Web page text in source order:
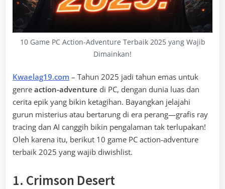
10 Game PC Action-Adventure Terbaik 2025 yang Wajib
Dimainkan!
Kwaelag19.com – Tahun 2025 jadi tahun emas untuk
genre action-adventure di PC, dengan dunia luas dan
cerita epik yang bikin ketagihan. Bayangkan jelajahi
gurun misterius atau bertarung di era perang—grafis ray
tracing dan AI canggih bikin pengalaman tak terlupakan!
Oleh karena itu, berikut 10 game PC action-adventure
terbaik 2025 yang wajib diwishlist.
1. Crimson Desert